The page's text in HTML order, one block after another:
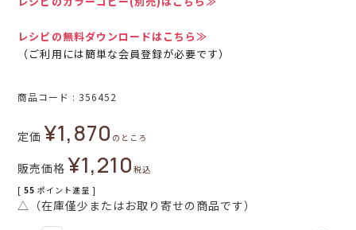
レシピの無料ダウンロードはこちら≫
（ご利用には簡単な会員登録が必要です）
商品コード 356452
定価 ¥1,870 のところ
販売価格 ¥1,210税込
[ 55 ポイント進呈 ]
△（在庫僅少またはお取り寄せの商品です）